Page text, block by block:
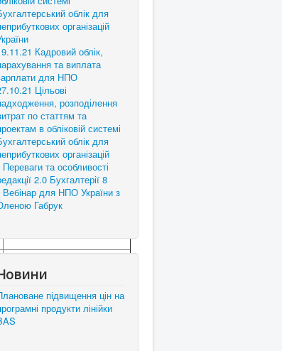
Ціна, грн.
30 000,00
4 500,00
облік для
організацій
Кадровий облік,
та виплата
для НПО
Цільові
розподілення
по статтям та
в обліковій системі
облік для
організацій
Переваги та особливості
2.0 Бухгалтерії 8
Вебінар для НПО України з
Габрук
підвищення цін на
продукти лінійки